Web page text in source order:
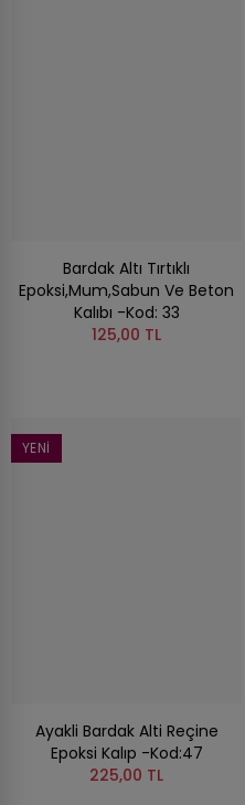
Bardak Altı Tırtıklı
Epoksi,Mum,Sabun Ve Beton
Kalıbı -Kod: 33
125,00 TL
YENI
Ayakli Bardak Alti Reçine
Epoksi Kalıp -Kod:47
225,00 TL